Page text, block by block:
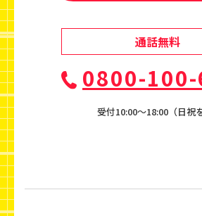
通話無料
0800-
受付10:00〜18:00（日祝